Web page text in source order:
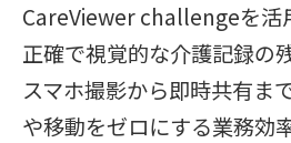
CareViewer challengeを活
正確で視覚的な介護記録の
スマホ撮影から即時共有ま
や移動をゼロにする業務効